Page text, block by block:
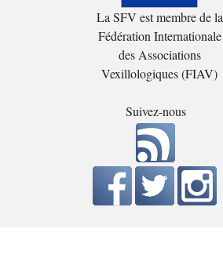
La SFV est membre de la
Fédération Internationale
des Associations
Vexillologiques (FIAV)
Suivez-nous